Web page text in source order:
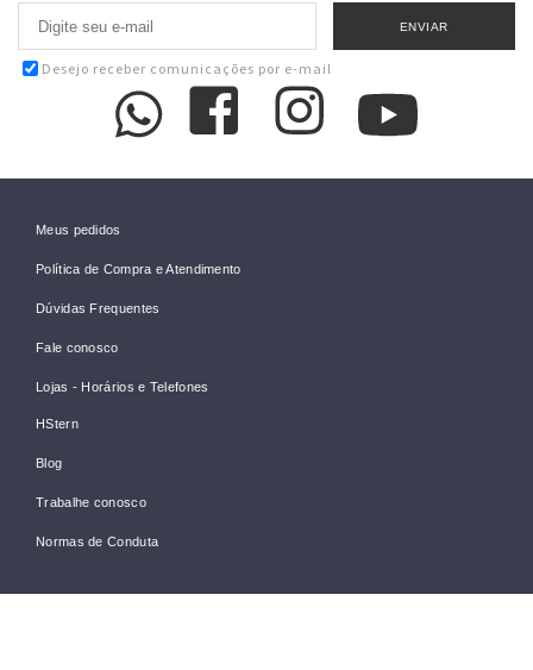
Desejo receber comunicações por e-mail
Meus pedidos
Política de Compra e Atendimento
Dúvidas Frequentes
Fale conosco
Lojas - Horários e Telefones
HStern
Blog
Trabalhe conosco
Normas de Conduta